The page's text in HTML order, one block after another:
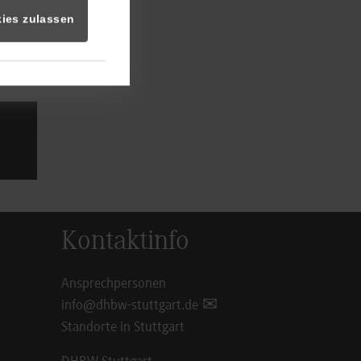
zulassen
Kontaktinfo
Ansprechpersonen
info@dhbw-stuttgart.de
Standorte in Stuttgart